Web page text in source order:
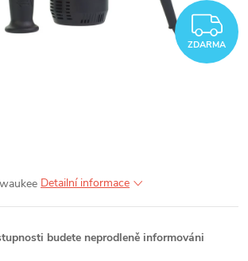
ZDARMA
Detailní informace
budete neprodleně informováni